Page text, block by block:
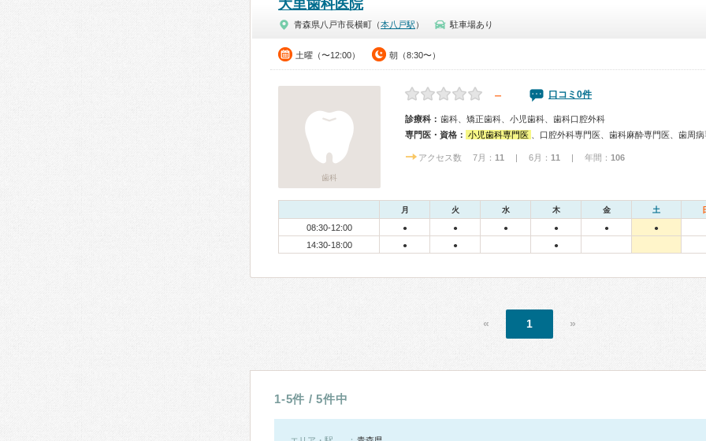
大里歯科医院
青森県八戸市長横町（本八戸駅 ） 駐車場あり
土曜（〜12:00） 朝（8:30〜）
歯科
－ 口コミ0件
診療科： 歯科、矯正歯科、小児歯科、歯科口腔外科
専門医・資格： 小児歯科専門医 、口腔外科専門医、歯科麻酔専門医、歯周
アクセス数 7月： 11 | 6月： 11 | 年間： 106
月 火 水 木 金 土
08:30-12:00 ● ● ● ● ● ●
14:30-18:00 ● ● ●
« 1 »
1-5件 / 5件中